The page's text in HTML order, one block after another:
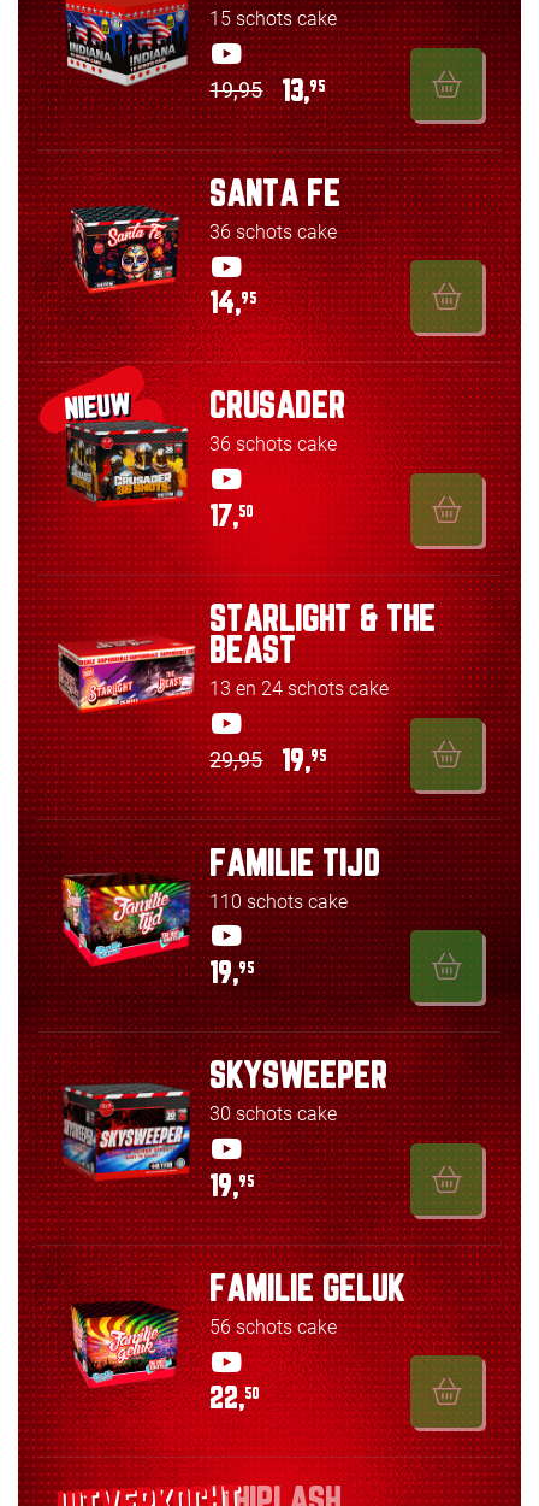
15 schots cake
19,95 13,95
SANTA FE
36 schots cake
14,95
NIEUW CRUSADER
36 schots cake
17,50
STARLIGHT & THE
BEAST
13 en 24 schots cake
29,95 19,95
FAMILIE TIJD
110 schots cake
19,95
SKYSWEEPER
30 schots cake
19,95
FAMILIE GELUK
56 schots cake
22,50